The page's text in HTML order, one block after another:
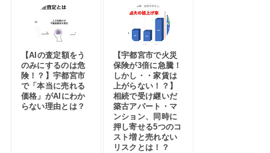
【AIの査定額をう
のみにするのは危
険！？】宇都宮市
で「本当に売れる
価格」がAIにわか
らない理由とは？
【宇都宮市で火災
保険が3倍に急騰！
しかし・・家賃は
上がらない！？】
相続で受け継いだ
築古アパート・マ
ンション、同時に
押し寄せる5つのコ
スト増と売れない
リスクとは！？